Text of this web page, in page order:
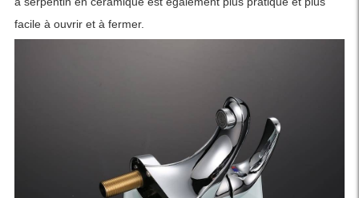
facile à ouvrir et à fermer.